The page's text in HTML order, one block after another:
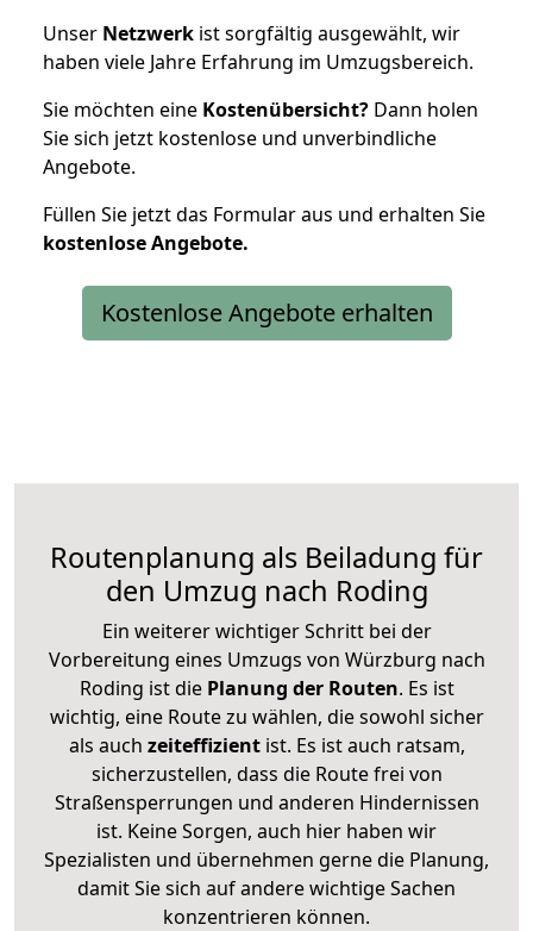
Unser Netzwerk ist sorgfältig ausgewählt, wir
haben viele Jahre Erfahrung im Umzugsbereich.
Sie möchten eine Kostenübersicht? Dann holen
Sie sich jetzt kostenlose und unverbindliche
Angebote.
Füllen Sie jetzt das Formular aus und erhalten Sie
kostenloseAngebote.
Kostenlose Angebote erhalten
Routenplanung als Beiladung für
den Umzug nach Roding
Ein weiterer wichtiger Schritt bei der
Vorbereitung eines Umzugs von Würzburg nach
Roding ist diePlanung der Routen. Es ist
wichtig, eine Route zu wählen, die sowohl sicher
als auch zeiteffizientist. Es ist auch ratsam,
sicherzustellen, dass die Route frei von
Straßensperrungen und anderen Hindernissen
ist. Keine Sorgen, auch hier haben wir
Spezialisten und übernehmen gerne die Planung,
damit Sie sich auf andere wichtige Sachen
konzentrieren können.